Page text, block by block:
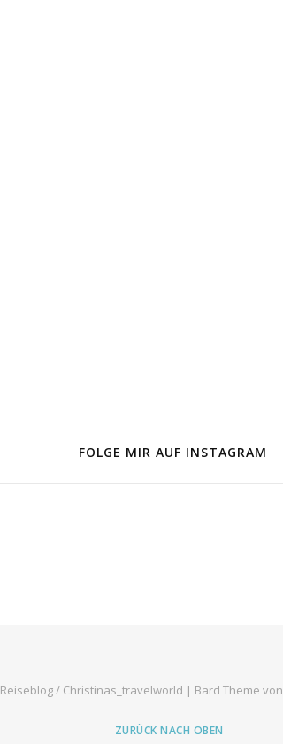
FOLGE MIR AUF INSTAGRAM
Reiseblog / Christinas_travelworld | Bard Theme von
ZURÜCK NACH OBEN